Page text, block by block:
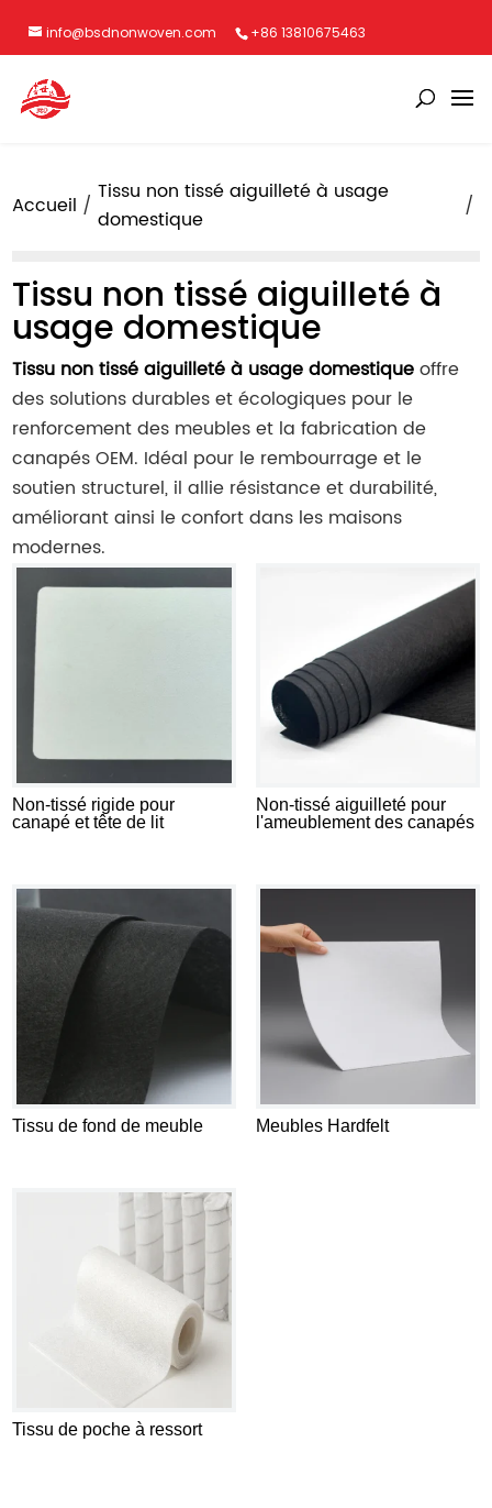
info@bsdnonwoven.com +86 13810675463
Accueil
Tissu non tissé aiguilleté à usage
domestique
Tissu non tissé aiguilleté à
usage domestique
Tissu non tissé aiguilleté à usage domestiqueoffre
des solutions durables et écologiques pour le
renforcement des meubles et la fabrication de
canapés OEM. Idéal pour le rembourrage et le
soutien structurel, il allie résistance et durabilité,
améliorant ainsi le confort dans les maisons
modernes.
Non-tissé rigide pour
canapé et tête de lit
Non-tissé aiguilleté pour
l'ameublement des canapés
Tissu de fond de meuble Meubles Hardfelt
Tissu de poche à ressort